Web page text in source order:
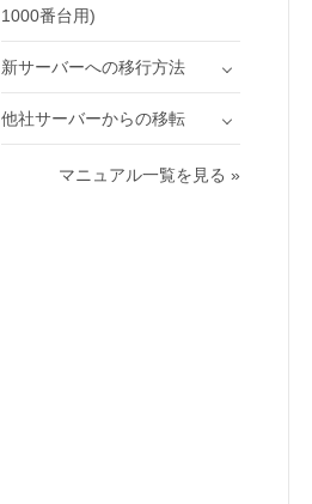
1000番台用)
新サーバーへの移行方法
他社サーバーからの移転
マニュアル一覧を見る »